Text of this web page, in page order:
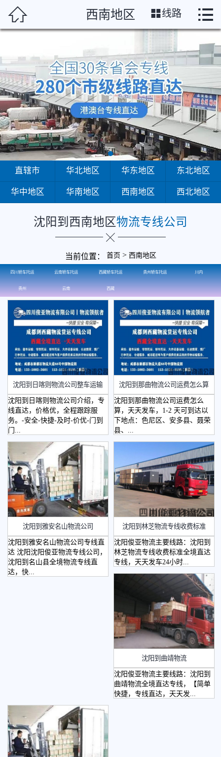
沈  首页
华北地区
华东地区
东北地区
华中地区
华南地区
西南地区
西北地区
 西南地区 线路 
直辖市 华北地区 华东地区 东北地区
华中地区 华南地区 西南地区 西北地区
沈阳到西南地区物流专线公司
当前位置： 首页 > 西南地区
四川轿车托运 云南轿车托运 西藏轿车托运 贵州轿车托运 川内
贵州 云南 西藏
​沈阳到日喀则物流公司整车运输
沈阳到日喀则物流公司介绍，专
线直达，价格优，全程跟踪服
务。-安全-快捷-及时-价优-门到
门...
​沈阳到那曲物流公司运费怎么算
沈阳到那曲物流公司运费怎么
算，天天发车，1-2 天可到达以
下地点：色尼区、安多县、聂荣
县、...
沈阳到雅安名山物流公司
沈阳到雅安名山物流公司专线直
达 沈阳沈阳俊亚物流专线公司，
沈阳到名山县全境物流专线直
达，快...
沈阳到林芝物流专线收费标准
沈阳俊亚物流主要线路：沈阳到
林芝物流专线收费标准全境直达
专线，天天发车24小时...
沈阳到曲靖物流
沈阳俊亚物流主要线路：沈阳到
曲靖物流全境直达专线，【简单
快捷，专线直达，天天发...